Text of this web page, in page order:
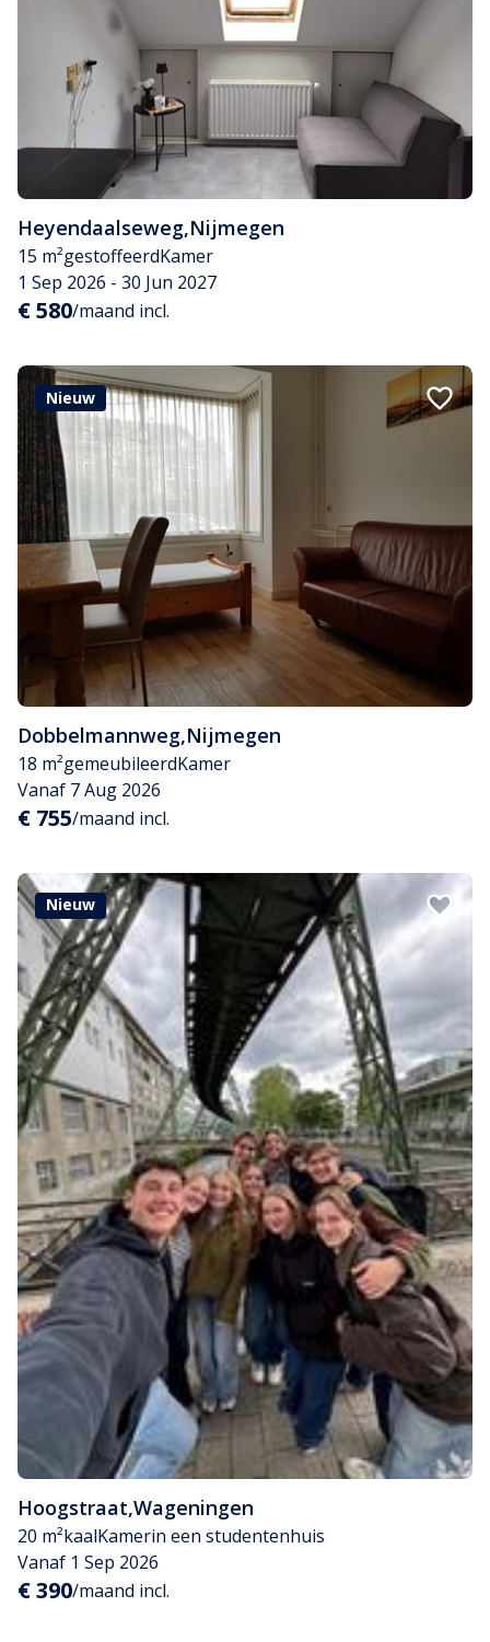
Heyendaalseweg,Nijmegen
15 m²gestoffeerdKamer
1 Sep 2026 - 30 Jun 2027
€ 580/maand incl.
Nieuw
Dobbelmannweg,Nijmegen
18 m²gemeubileerdKamer
Vanaf 7 Aug 2026
€ 755/maand incl.
Nieuw
Hoogstraat,Wageningen
20 m²kaalKamerin een studentenhuis
Vanaf 1 Sep 2026
€ 390/maand incl.